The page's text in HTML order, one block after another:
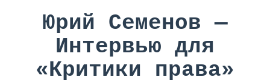
Юрий Семенов —
Интервью для
«Критики права»